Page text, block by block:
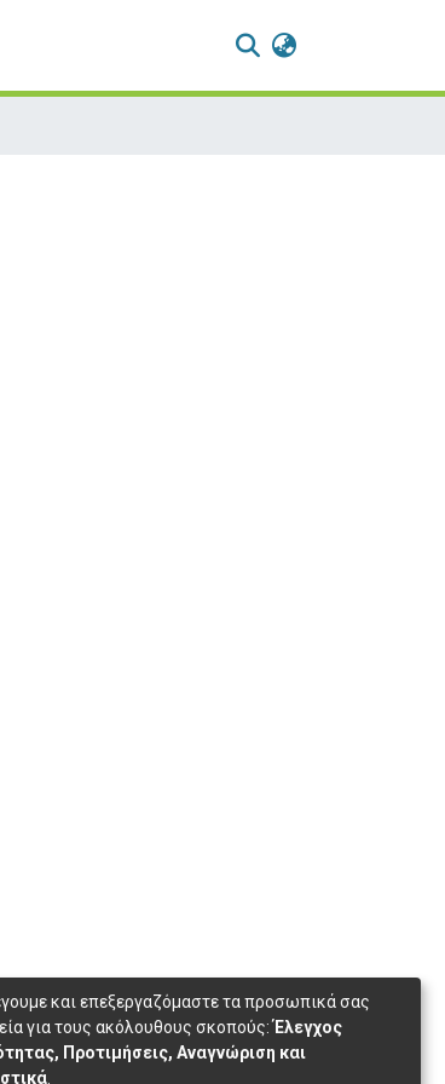
και επεξεργαζόμαστε τα προσωπικά σας
για τους ακόλουθους σκοπούς:Έλεγχος
Προτιμήσεις, Αναγνώριση και